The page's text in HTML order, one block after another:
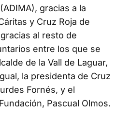
gracias a la
y Cruz Roja de
al resto de
entre los que se
de la Vall de Laguar,
la presidenta de Cruz
Fornés, y el
Pascual Olmos.